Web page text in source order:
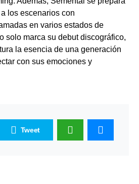
los escenarios con
en varios estados de
solo marca su debut discográfico,
la esencia de una generación
con sus emociones y
Tweet